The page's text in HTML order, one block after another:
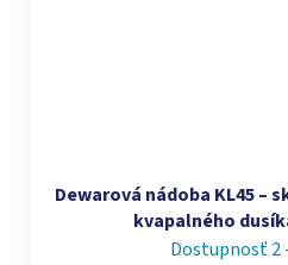
Dewarová nádoba KL45 –
kvapalného
Dostupnosť 2